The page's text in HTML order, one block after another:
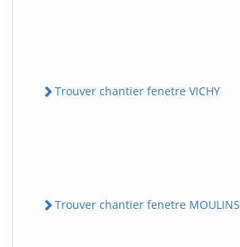
Trouver chantier fenetre VICHY
Trouver chantier fenetre MOULINS